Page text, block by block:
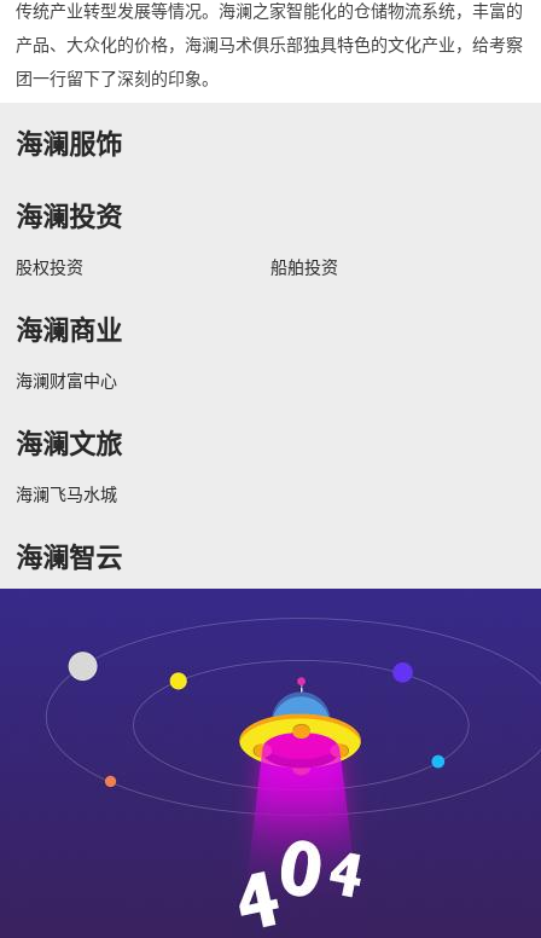
传统产业转型发展等情况。海澜之家智能化的仓储物流系统，丰富的
产品、大众化的价格，海澜马术俱乐部独具特色的文化产业，给考察
团一行留下了深刻的印象。
海澜服饰
海澜投资
股权投资 船舶投资
海澜商业
海澜财富中心
海澜文旅
海澜飞马水城
海澜智云